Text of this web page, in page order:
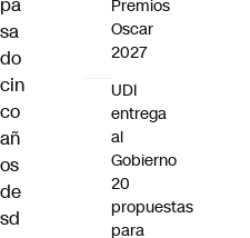
sa
do
cin
co
añ
os
de
sd
Premios
Oscar
2027
UDI
entrega
al
Gobierno
20
propuestas
para